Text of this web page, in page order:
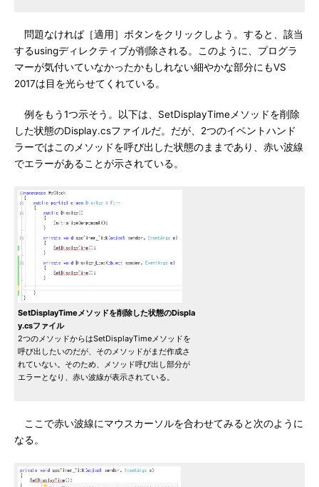
問題なければ［適用］ボタンをクリックしよう。すると、該当
するusingディレクティブが削除される。このように、プログラ
マーが気付いていなかったかもしれない細やかな部分にもVS
2017は目を光らせてくれている。
例をもう1つ示そう。以下は、SetDisplayTimeメソッドを削除
した状態のDisplay.csファイルだ。だが、2つのイベントハンド
ラーではこのメソッドを呼び出した状態のままであり、赤い波線
でエラーがあることが示されている。
SetDisplayTimeメソッドを削除した状態のDispla
y.csファイル
2つのメソッドからはSetDisplayTimeメソッドを
呼び出したいのだが、そのメソッドがまだ作成さ
れていない。そのため、メソッド呼び出し部分が
エラーとなり、赤い波線が表示されている。
ここで赤い波線にマウスカーソルを合わせてみると次のように
なる。